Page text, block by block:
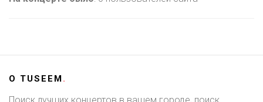
О TUSEEM.